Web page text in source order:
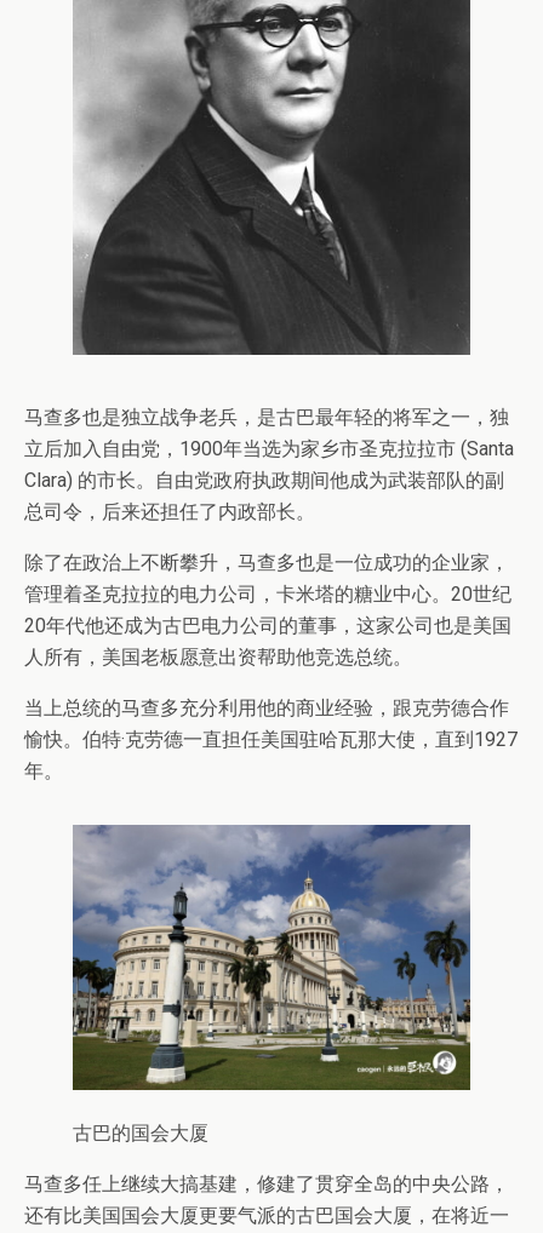
马查多也是独立战争老兵，是古巴最年轻的将军之一，独
立后加入自由党，1900年当选为家乡市圣克拉拉市 (Santa
Clara) 的市长。自由党政府执政期间他成为武装部队的副
总司令，后来还担任了内政部长。
除了在政治上不断攀升，马查多也是一位成功的企业家，
管理着圣克拉拉的电力公司，卡米塔的糖业中心。20世纪
20年代他还成为古巴电力公司的董事，这家公司也是美国
人所有，美国老板愿意出资帮助他竞选总统。
当上总统的马查多充分利用他的商业经验，跟克劳德合作
愉快。伯特·克劳德一直担任美国驻哈瓦那大使，直到1927
年。
古巴的国会大厦
马查多任上继续大搞基建，修建了贯穿全岛的中央公路，
还有比美国国会大厦更要气派的古巴国会大厦，在将近一